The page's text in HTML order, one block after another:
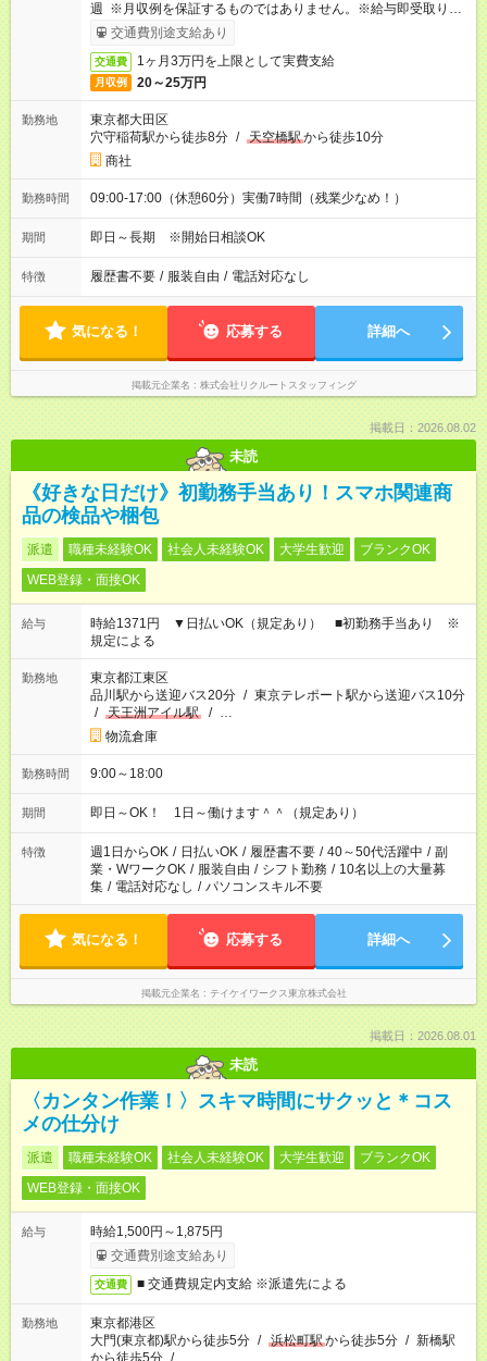
週 ※月収例を保証するものではありません。※給与即受取りサ
ービス利用可（利用条件有）
交通費別途支給あり
交通費 1ヶ月3万円を上限として実費支給
月収例 20～25万円
勤務地
東京都大田区
穴守稲荷駅から徒歩8分 / 天空橋駅から徒歩10分
商社
勤務時間 09:00-17:00（休憩60分）実働7時間（残業少なめ！）
期間 即日～長期 ※開始日相談OK
特徴 履歴書不要 / 服装自由 / 電話対応なし
気になる！ 応募する 詳細へ
掲載元企業名 株式会社リクルートスタッフィング
掲載日：2026.08.02
未読
《好きな日だけ》初勤務手当あり！スマホ関連商
品の検品や梱包
派遣 職種未経験OK 社会人未経験OK 大学生歓迎
ブランクOK
WEB登録・面接OK
給与
時給1371円 ▼日払いOK（規定あり） ■初勤務手当あり ※
規定による
勤務地
東京都江東区
品川駅から送迎バス20分 / 東京テレポート駅から送迎バス10分
/ 天王洲アイル駅 / …
物流倉庫
勤務時間 9:00～18:00
期間 即日～OK！ 1日～働けます＾＾（規定あり）
特徴 週1日からOK / 日払いOK / 履歴書不要 / 40～50代活躍中 / 副
業・WワークOK / 服装自由 / シフト勤務 / 10名以上の大量募
集 / 電話対応なし / パソコンスキル不要
気になる！ 応募する 詳細へ
掲載元企業名 テイケイワークス東京株式会社
掲載日：2026.08.01
未読
〈カンタン作業！〉スキマ時間にサクッと＊コス
メの仕分け
派遣 職種未経験OK 社会人未経験OK 大学生歓迎
ブランクOK
WEB登録・面接OK
給与
時給1,500円～1,875円
交通費別途支給あり
交通費 ■ 交通費規定内支給 ※派遣先による
勤務地
東京都港区
大門(東京都)駅から徒歩5分 / 浜松町駅から徒歩5分 / 新橋駅
から徒歩5分 /